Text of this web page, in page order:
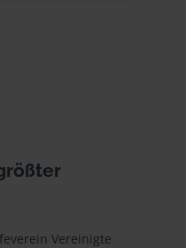
Vereinigte